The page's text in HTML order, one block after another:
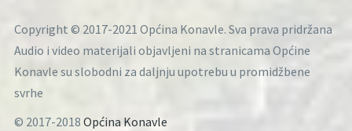
Copyright © 2017-2021 Općina Konavle. Sva prava pridržana
Audio i video materijali objavljeni na stranicama Općine
Konavle su slobodni za daljnju upotrebu u promidžbene
svrhe
© 2017-2018 Općina Konavle